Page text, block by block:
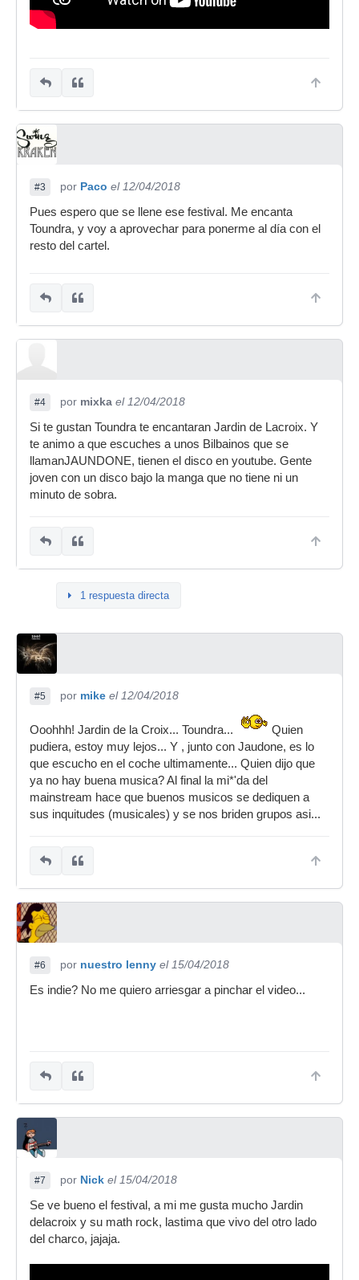
#3 por Paco el 12/04/2018
Pues espero que se llene ese festival. Me encanta
Toundra, y voy a aprovechar para ponerme al día con el
resto del cartel.
#4 por mixka el 12/04/2018
Si te gustan Toundra te encantaran Jardin de Lacroix. Y
te animo a que escuches a unos Bilbainos que se
llamanJAUNDONE, tienen el disco en youtube. Gente
joven con un disco bajo la manga que no tiene ni un
minuto de sobra.
1 respuesta directa
#5 por mike el 12/04/2018
Ooohhh! Jardin de la Croix... Toundra...
Quien
pudiera, estoy muy lejos... Y , junto con Jaudone, es lo
que escucho en el coche ultimamente... Quien dijo que
ya no hay buena musica? Al final la mi*'da del
mainstream hace que buenos musicos se dediquen a
sus inquitudes (musicales) y se nos briden grupos asi...
#6 por nuestro lenny el 15/04/2018
Es indie? No me quiero arriesgar a pinchar el video...
#7 por Nick el 15/04/2018
Se ve bueno el festival, a mi me gusta mucho Jardin
delacroix y su math rock, lastima que vivo del otro lado
del charco, jajaja.